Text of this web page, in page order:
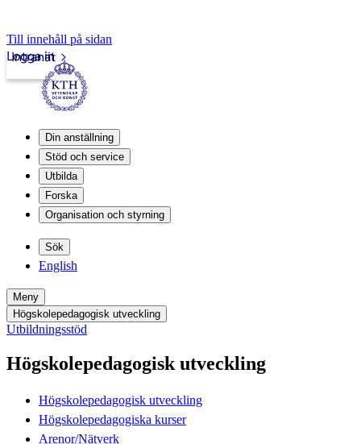
Till innehåll på sidan
Intranät
Logga in
Din anställning
Stöd och service
Utbilda
Forska
Organisation och styrning
Sök
English
Meny
Högskolepedagogisk utveckling
Utbildningsstöd
Högskolepedagogisk utveckling
Högskolepedagogisk utveckling
Högskolepedagogiska kurser
Arenor/Nätverk